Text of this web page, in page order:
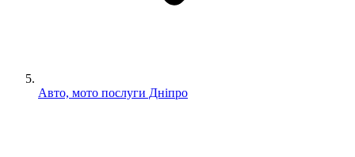
Авто, мото послуги Дніпро